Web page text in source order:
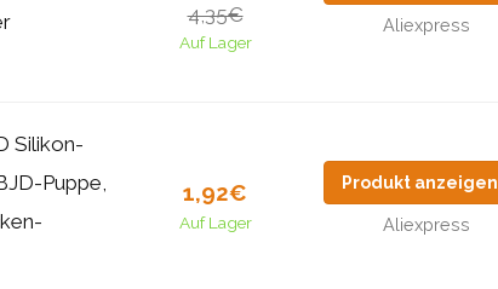
4,35€
Auf Lager
Aliexpress
Silikon-
Puppe,
1,92€
Auf Lager
Produkt anzeigen
Aliexpress